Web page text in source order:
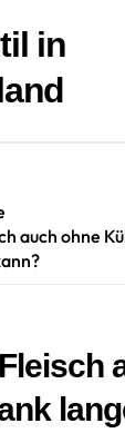
in
auch ohne